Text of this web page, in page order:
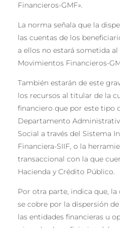
Financieros-GMF».
La norma señala que la
las cuentas de los
a ellos no estará sometida al
Movimientos Financieros-
También estarán de este
los recursos al titular de la
financiero que por este tipo
Departamento
Social a través del Sistema
Financiera-SIIF, o la
transaccional con la que
Hacienda y Crédito Público.
Por otra parte, indica que,
se cobre por la dispersión
las entidades financieras u